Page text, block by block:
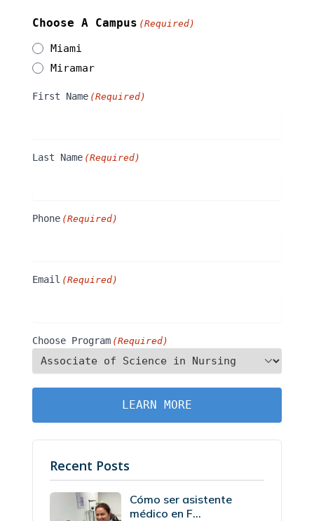
Choose A Campus (Required)
Miami
Miramar
First Name (Required)
Last Name (Required)
Phone (Required)
Email (Required)
Choose Program (Required)
LEARN MORE
Recent Posts
Cómo ser asistente
médico en F...